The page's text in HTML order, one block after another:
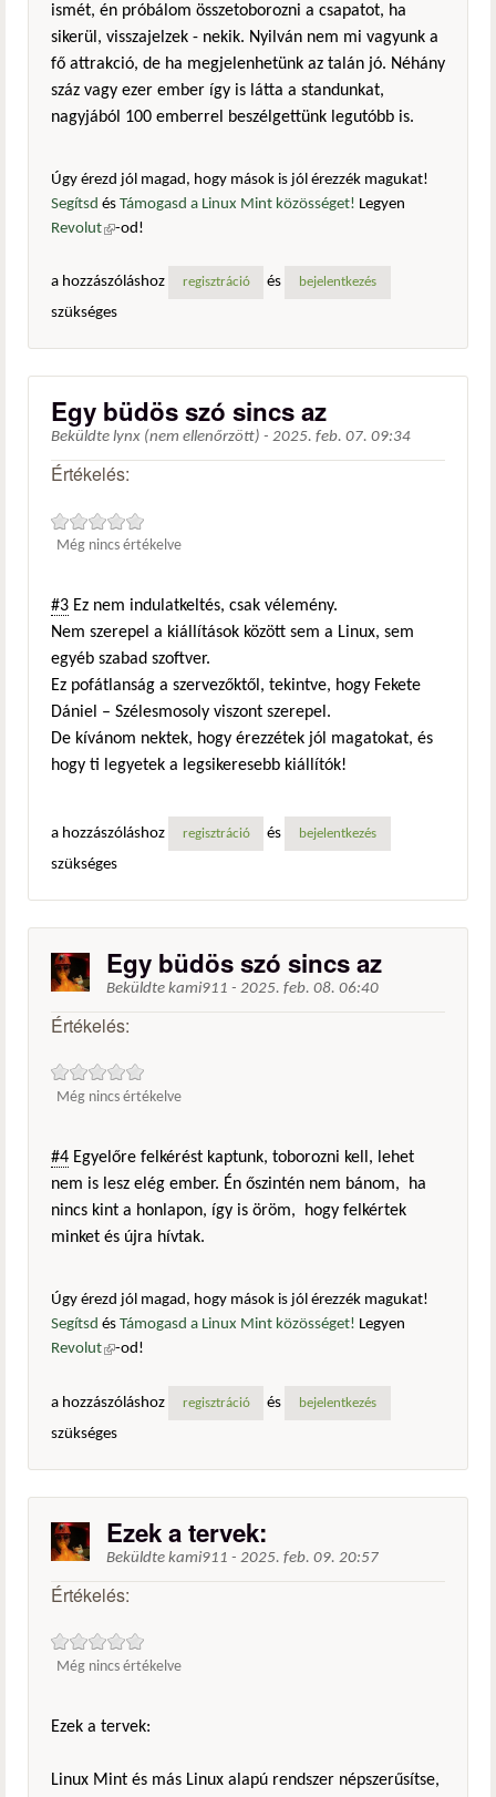
ismét, én próbálom összetoborozni a csapatot, ha
sikerül, visszajelzek - nekik. Nyilván nem mi vagyunk a
fő attrakció, de ha megjelenhetünk az talán jó. Néhány
száz vagy ezer ember így is látta a standunkat,
nagyjából 100 emberrel beszélgettünk legutóbb is.
Úgy érezd jól magad, hogy mások is jól érezzék magukat!
Segítsd és Támogasd a Linux Mint közösséget! Legyen
Revolut(külső hivatkozás)
-od!
a hozzászóláshoz regisztráció és bejelentkezés
szükséges
Egy büdös szó sincs az
Beküldte lynx (nem ellenőrzött) - 2025. feb. 07. 09:34
Értékelés:
Még nincs értékelve
#3 Ez nem indulatkeltés, csak vélemény.
Nem szerepel a kiállítások között sem a Linux, sem
egyéb szabad szoftver.
Ez pofátlanság a szervezőktől, tekintve, hogy Fekete
Dániel – Szélesmosoly viszont szerepel.
De kívánom nektek, hogy érezzétek jól magatokat, és
hogy ti legyetek a legsikeresebb kiállítók!
a hozzászóláshoz regisztráció és bejelentkezés
szükséges
Egy büdös szó sincs az
Beküldte kami911 - 2025. feb. 08. 06:40
Értékelés:
Még nincs értékelve
#4 Egyelőre felkérést kaptunk, toborozni kell, lehet
nem is lesz elég ember. Én őszintén nem bánom, ha
nincs kint a honlapon, így is öröm, hogy felkértek
minket és újra hívtak.
Úgy érezd jól magad, hogy mások is jól érezzék magukat!
Segítsd és Támogasd a Linux Mint közösséget! Legyen
Revolut(külső hivatkozás)
-od!
a hozzászóláshoz regisztráció és bejelentkezés
szükséges
Ezek a tervek:
Beküldte kami911 - 2025. feb. 09. 20:57
Értékelés:
Még nincs értékelve
Ezek a tervek:
Linux Mint és más Linux alapú rendszer népszerűsítse,